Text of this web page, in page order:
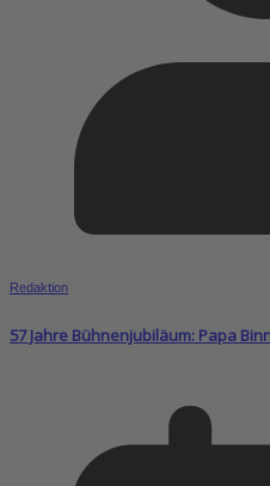
Redaktion
57 Jahre Bühnenjubiläum: Papa